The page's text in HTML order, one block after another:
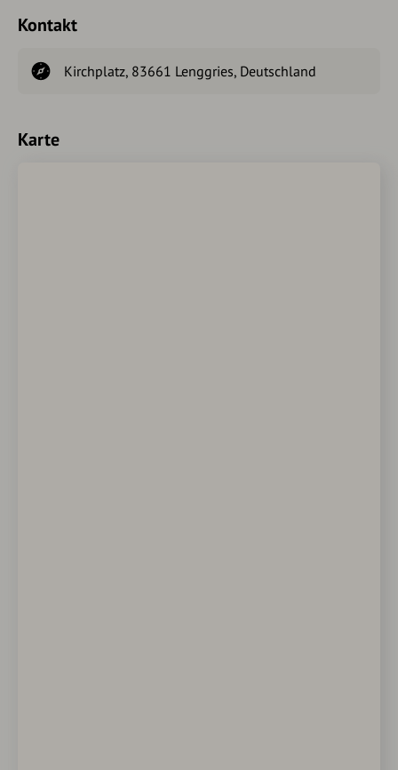
Kontakt
Kirchplatz, 83661 Lenggries, Deutschland
Karte